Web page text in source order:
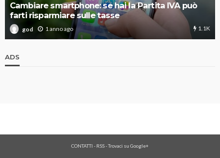
Cambiare smartphone: se hai la Partita IVA può
farti risparmiare sulle tasse
god 1 anno ago 1.1K
ADS
CONTATTI - RSS-Trovaci su Google+